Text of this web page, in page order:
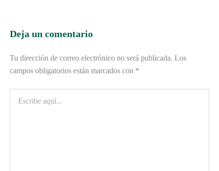
Deja un comentario
Tu dirección de correo electrónico no será publicada. Los
campos obligatorios están marcados con *
aquí...